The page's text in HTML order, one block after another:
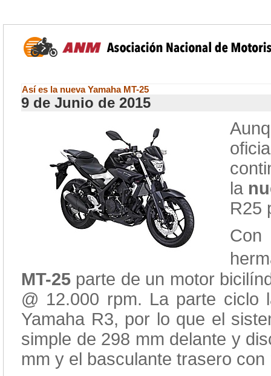
Así es la nueva Yamaha MT-25
9 de Junio de 2015
la
R25
Con
MT-25 parte de un motor
@ 12.000 rpm. La parte ciclo
Yamaha R3, por lo que el
simple de 298 mm delante y
mm y el basculante trasero